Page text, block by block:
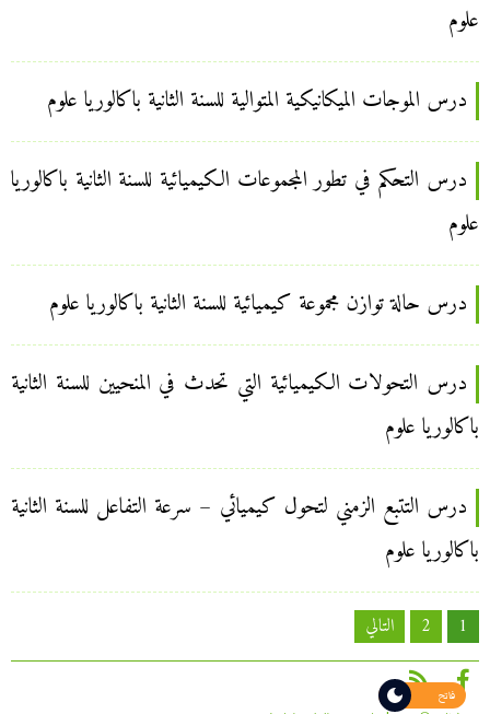
علوم
درس الموجات الميكانيكية المتوالية للسنة الثانية باكالوريا علوم
درس التحكم في تطور المجموعات الكيميائية للسنة الثانية باكالوريا
علوم
درس حالة توازن مجموعة كيميائية للسنة الثانية باكالوريا علوم
درس التحولات الكيميائية التي تحدث في المنحيين للسنة الثانية
باكالوريا علوم
درس التتبع الزمني لتحول كيميائي – سرعة التفاعل للسنة الثانية
باكالوريا علوم
تعدد
صفحات
المقالات
1
2 التالي
فاتح